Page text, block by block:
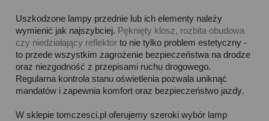
Uszkodzone lampy przednie lub ich elementy należy
wymienić jak najszybciej. Pęknięty klosz, rozbita obudowa
czy niedziałający reflektor to nie tylko problem estetyczny -
to przede wszystkim zagrożenie bezpieczeństwa na drodze
oraz niezgodność z przepisami ruchu drogowego.
Regularna kontrola stanu oświetlenia pozwala uniknąć
mandatów i zapewnia komfort oraz bezpieczeństwo jazdy.
W sklepie tomczesci.pl oferujemy szeroki wybór lamp